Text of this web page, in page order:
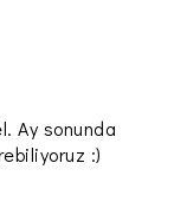
Ay sonunda
:)